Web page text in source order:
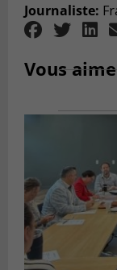
Journaliste:
Vous